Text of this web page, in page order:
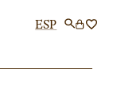
ESP